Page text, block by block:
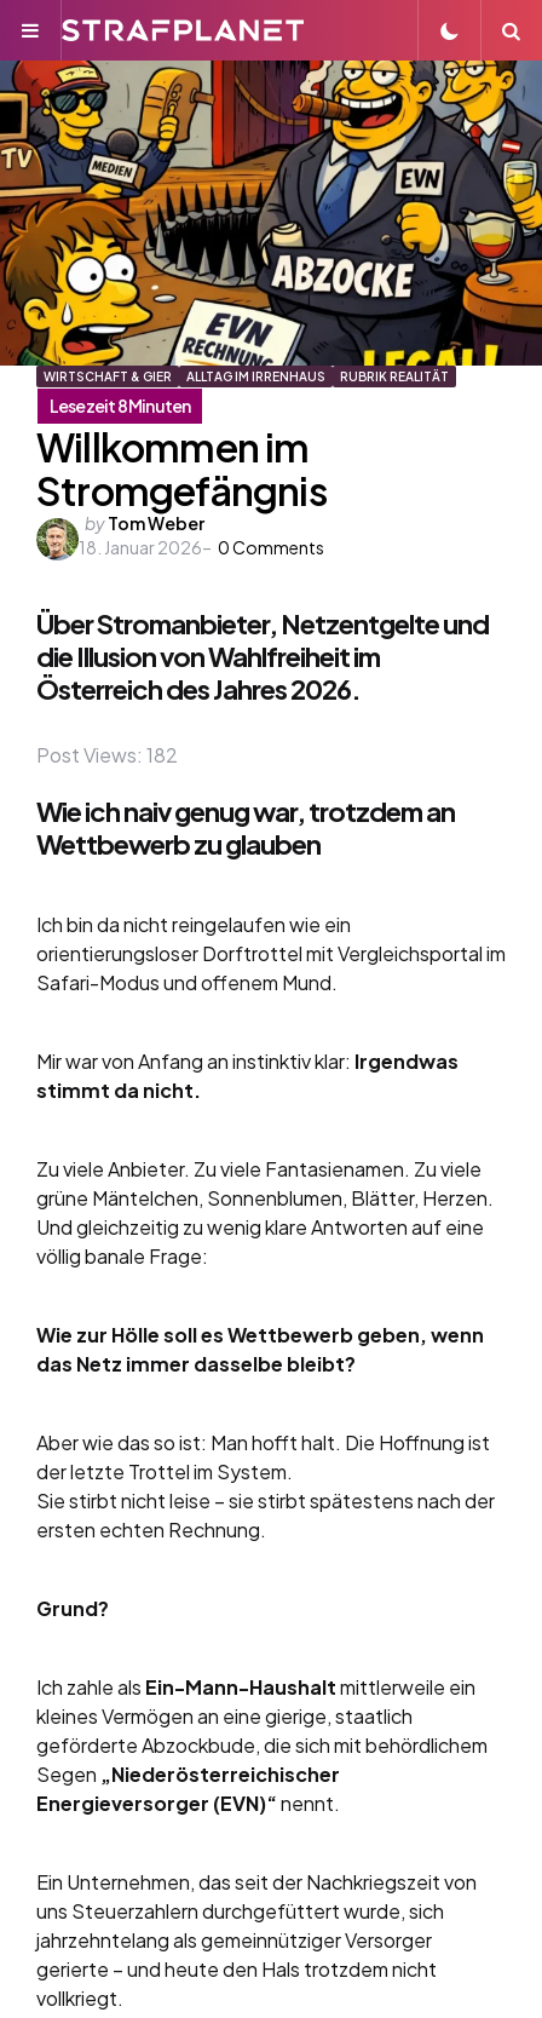
Menu
WIRTSCHAFT & GIER ALLTAG IM IRRENHAUS RUBRIK REALITÄT
Willkommen im
Stromgefängnis
Posted
by
byTom Weber
18. Januar 2026
0Comments
Über Stromanbieter, Netzentgelte und
die Illusion von Wahlfreiheit im
Österreich des Jahres 2026.
Post Views: 182
Wie ich naiv genug war, trotzdem an
Wettbewerb zu glauben
Ich bin da nicht reingelaufen wie ein
orientierungsloser Dorftrottel mit Vergleichsportal im
Safari-Modus und offenem Mund.
Mir war von Anfang an instinktiv klar: Irgendwas
stimmt da nicht.
Zu viele Anbieter. Zu viele Fantasienamen. Zu viele
grüne Mäntelchen, Sonnenblumen, Blätter, Herzen.
Und gleichzeitig zu wenig klare Antworten auf eine
völlig banale Frage:
Wie zur Hölle soll es Wettbewerb geben, wenn
das Netz immer dasselbe bleibt?
Aber wie das so ist: Man hofft halt. Die Hoffnung ist
der letzte Trottel im System.
Sie stirbt nicht leise – sie stirbt spätestens nach der
ersten echten Rechnung.
Grund?
Ich zahle als Ein-Mann-Haushaltmittlerweile ein
kleines Vermögen an eine gierige, staatlich
geförderte Abzockbude, die sich mit behördlichem
Segen „Niederösterreichischer
Energieversorger (EVN)“nennt.
Ein Unternehmen, das seit der Nachkriegszeit von
uns Steuerzahlern durchgefüttert wurde, sich
jahrzehntelang als gemeinnütziger Versorger
gerierte – und heute den Hals trotzdem nicht
vollkriegt.